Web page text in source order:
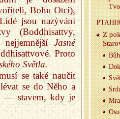
Bohu Otci),
jsou nazýváni
(Boddhisattvy,
nejjemnějšíJasné
Proto
Světla.
se také naučit
se do Něho a
— stavem, kdy je
Z
Bůh